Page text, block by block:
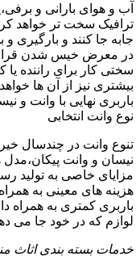
آب و هوای بارانی و
ترافیک سخت تر خواهد
جابه جا کنند و بارگیری و
در معرض خیس شدن قرار
سختی کار برای راننده
بیشتری نیز از آن ها
باربری نهایی با وانت
نوع وانت انتخابی
تنوع وانت در چندسال
نیسان و وانت پیکان،مدل
مزایای خاصی به تولید
هزینه های معینی به
باربری کمتری به همراه
لوازم که در خود جا می
خدمات بسته بندی اثاث